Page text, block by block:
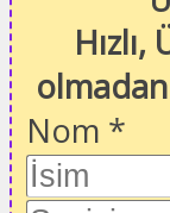
Hızlı,
Nom *